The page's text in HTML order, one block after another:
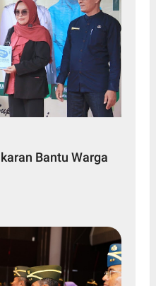
Bantu Warga